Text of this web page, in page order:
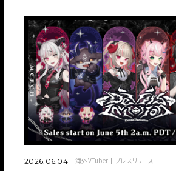
2026.06.04 海外VTuber プレスリリース